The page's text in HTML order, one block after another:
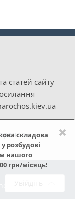
×
складова
розбудові
нашого
грн/місяць!
статей сайту